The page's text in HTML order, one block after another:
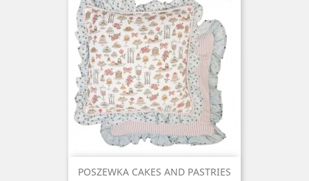
POSZEWKA CAKES AND PASTRIES